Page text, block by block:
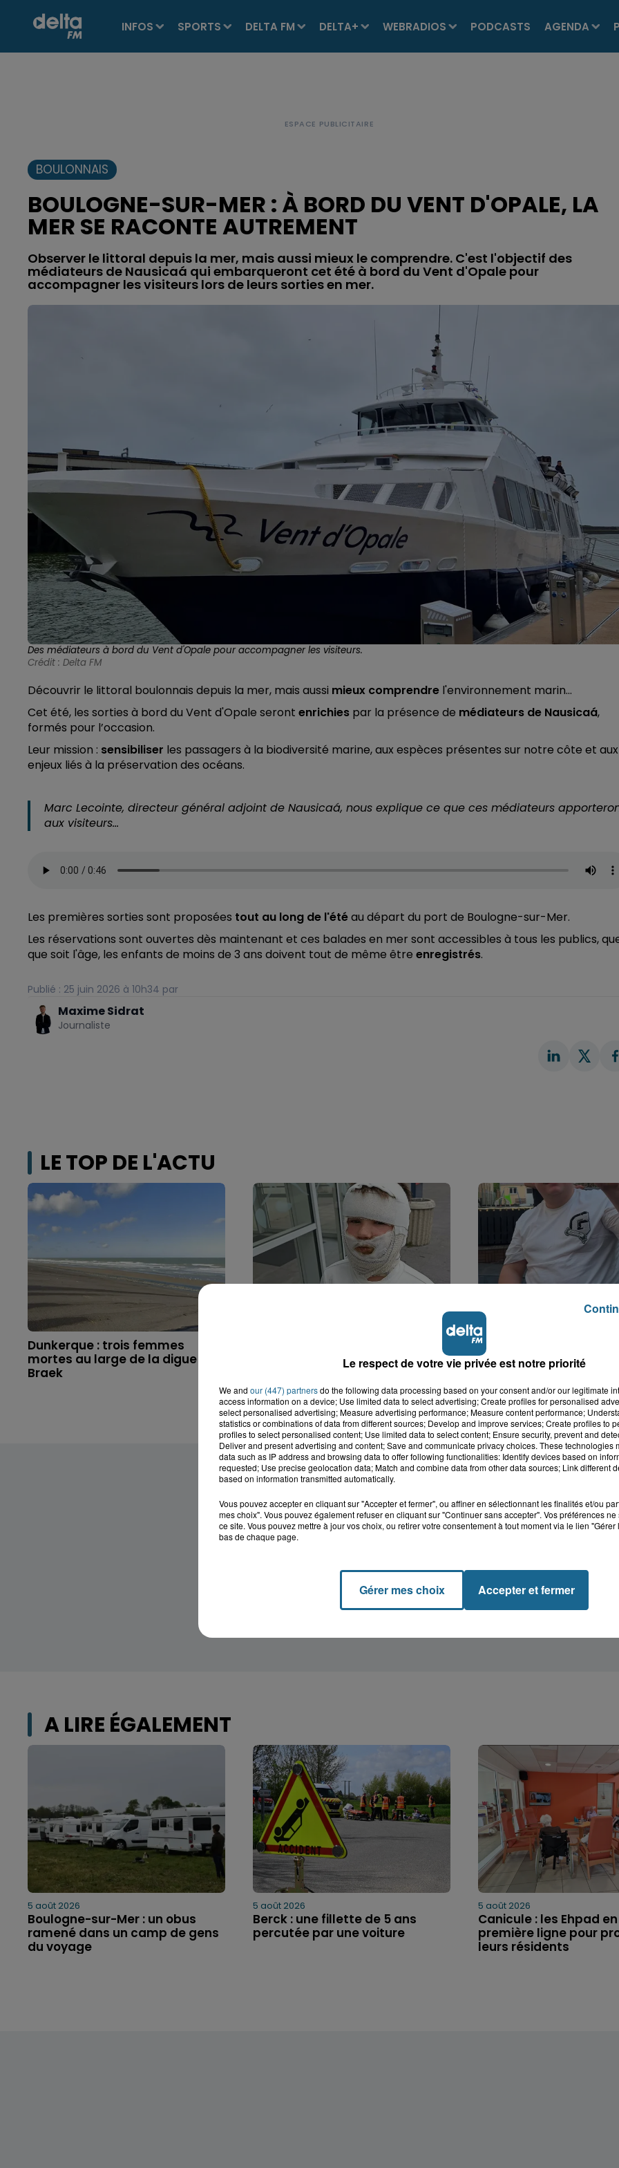
INFOS SPORTS DELTA FM DELTA+ WEBRADIOS PODCASTS AGENDA
BOULONNAIS
BOULOGNE-SUR-MER : À BORD DU VENT D'OPALE, LA
MER SE RACONTE AUTREMENT
Observer le littoral depuis la mer, mais aussi mieux le comprendre. C'est l'objectif des
médiateurs de Nausicaá qui embarqueront cet été à bord du Vent d'Opale pour
accompagner les visiteurs lors de leurs sorties en mer.
Des médiateurs à bord du Vent d'Opale pour accompagner les visiteurs.
Crédit : Delta FM
Découvrir le littoral boulonnais depuis la mer, mais aussi mieux comprendre l'environnement marin...
Cet été, les sorties à bord du Vent d'Opale seront enrichies par la présence de médiateurs de Nausicaá,
formés pour l’occasion.
Leur mission : sensibiliser les passagers à la biodiversité marine, aux espèces présentes sur notre côte et aux
enjeux liés à la préservation des océans.
Marc Lecointe, directeur général adjoint de Nausicaá, nous explique ce que ces médiateurs
aux visiteurs…
Les premières sorties sont proposées tout au long de l'étéau départ du port de Boulogne-sur-Mer.
Les réservations sont ouvertes dès maintenant et ces balades en mer sont accessibles à tous les publics,
que soit l'âge, les enfants de moins de 3 ans doivent tout de même être enregistrés.
Publié : 25 juin 2026 à 10h34 par
Maxime Sidrat
Journaliste
LE TOP DE L'ACTU
Dunkerque : trois femmes
mortes au large de la digue du
Braek
gravement brûlé après
l'explosion d'un jouet...
Hazebrouck : victime
accident, Lucas s'en
brutalement...
A LIRE ÉGALEMENT
5 août 2026
Boulogne-sur-Mer : un obus
ramené dans un camp de gens
du voyage
5 août 2026
Berck : une fillette de 5 ans
percutée par une voiture
5 août 2026
Canicule : les Ehpad en
première ligne pour
leurs résidents
Le respect de votre vie privée est notre priorité
We and our (447) partnersdo the following data processing based on your consent and/or our legitimate
access information on a device; Use limited data to select advertising; Create profiles for personalised
select personalised advertising; Measure advertising performance; Measure content performance;
statistics or combinations of data from different sources; Develop and improve services; Create profiles to
profiles to select personalised content; Use limited data to select content; Ensure security, prevent and
Deliver and present advertising and content; Save and communicate privacy choices. These technologies
data such as IP address and browsing data to offer following functionalities: Identify devices based on
requested; Use precise geolocation data; Match and combine data from other data sources; Link different
based on information transmitted automatically.
Vous pouvez accepter en cliquant sur "Accepter et fermer", ou affiner en sélectionnant les finalités et/ou
mes choix". Vous pouvez également refuser en cliquant sur "Continuer sans accepter". Vos préférences
ce site. Vous pouvez mettre à jour vos choix, ou retirer votre consentement à tout moment via le lien
bas de chaque page.
Gérer mes choix Accepter et fermer